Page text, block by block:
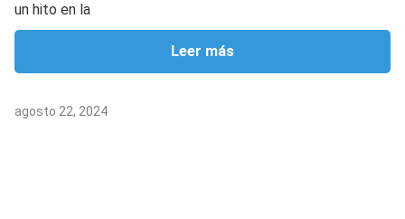
un hito en la
Leer más
agosto 22, 2024